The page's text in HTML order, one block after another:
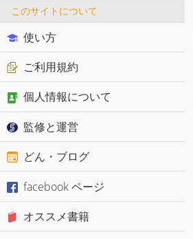
このサイトについて
使い方
ご利用規約
個人情報について
監修と運営
どん・ブログ
facebook ページ
オススメ書籍